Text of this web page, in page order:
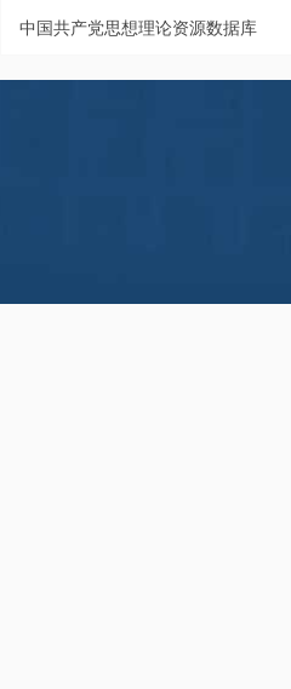
中国共产党思想理论资源数据库